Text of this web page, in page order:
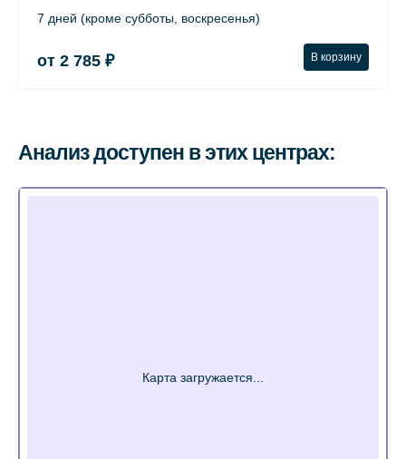
7 дней (кроме субботы, воскресенья)
от 2 785 ₽ В корзину
Анализ доступен в этих центрах: